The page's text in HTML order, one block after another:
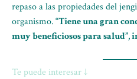
repaso a las propiedades del
organismo.“Tiene una gran
muy beneficiosos para salud”,
Te puede interesar ↓